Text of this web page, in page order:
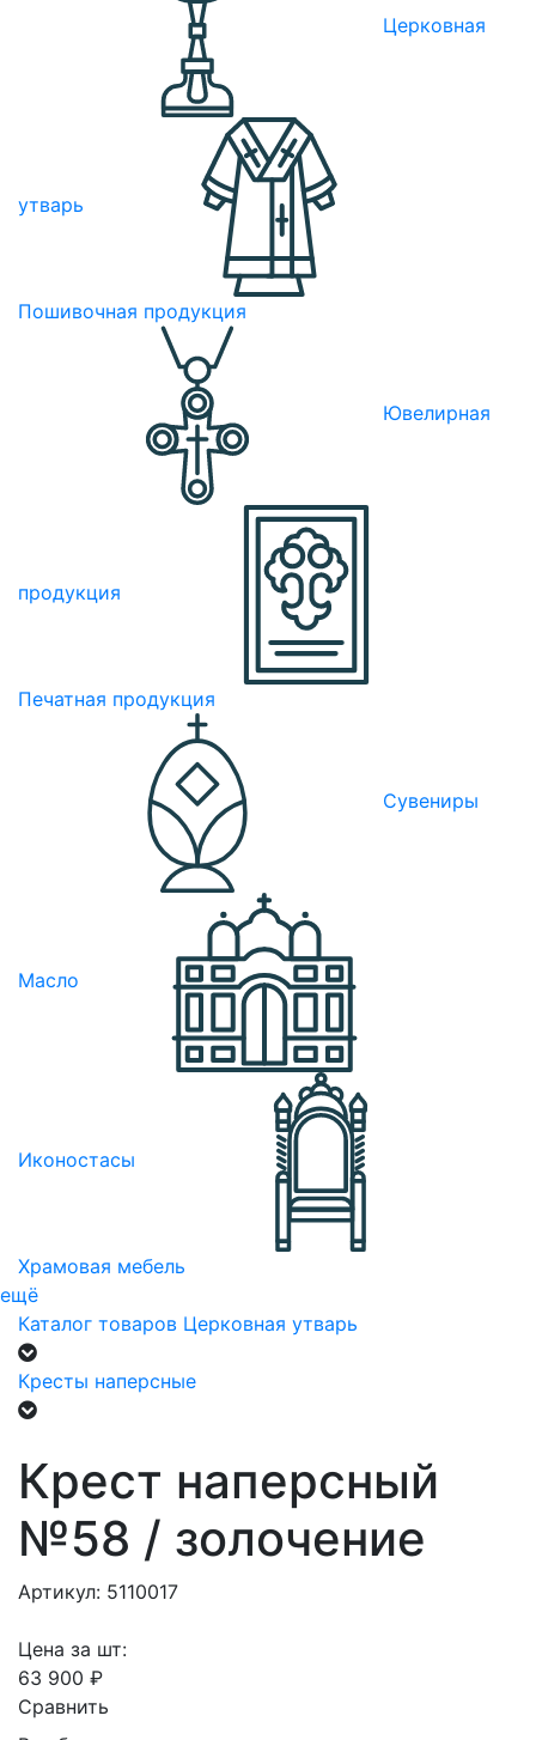
Церковная
утварь
Пошивочная продукция
Ювелирная
продукция
Печатная продукция
Сувениры
Масло
Иконостасы
Храмовая мебель
ещё
Каталог товаров Церковная утварь
Кресты наперсные
Крест наперсный
№58 / золочение
Артикул: 5110017
Цена за шт:
63 900 ₽
Сравнить